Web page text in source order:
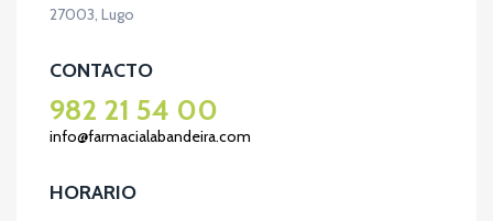
27003, Lugo
CONTACTO
982 21 54 00
info@farmacialabandeira.com
HORARIO